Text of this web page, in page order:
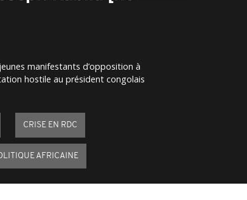
manifestants d’opposition à
hostile au président congolais
CRISE EN RDC
AFRICAINE